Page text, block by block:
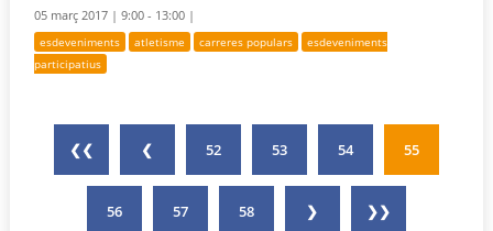
05 març 2017 |9:00 - 13:00 |
esdeveniments atletisme carreres populars
esdeveniments
participatius
❮❮ ❮ 52 53 54 55
56 57 58 ❯ ❯❯